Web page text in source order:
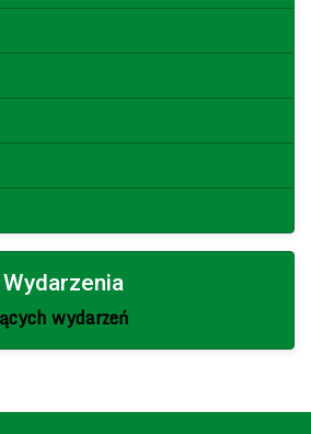
wydarzeń